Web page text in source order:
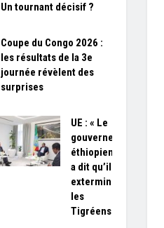
Un tournant décisif ?
Coupe du Congo 2026 :
les résultats de la 3e
journée révèlent des
surprises
UE : « Le
gouvernement
éthiopien
a dit qu’il
exterminerait
les
Tigréens »